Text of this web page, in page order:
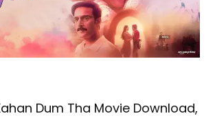
Dum Tha Movie Download,